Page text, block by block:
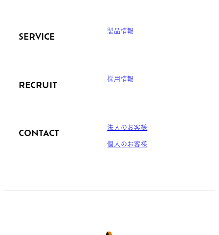
SERVICE
製品情報
RECRUIT
採用情報
CONTACT
法人のお客様
個人のお客様